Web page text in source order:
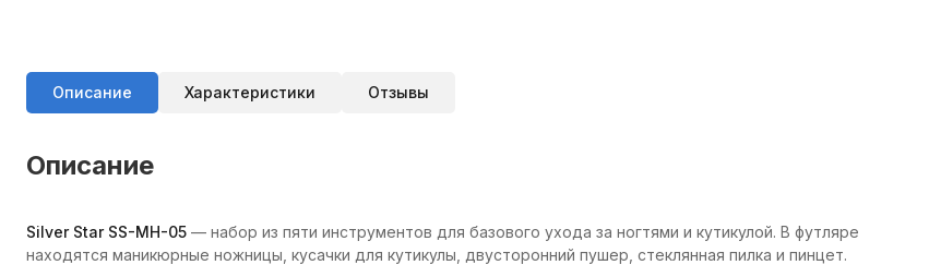
Описание Характеристики Отзывы
Описание
Silver Star SS-MH-05 — набор из пяти инструментов для базового ухода за ногтями и кутикулой. В футляре
находятся маникюрные ножницы, кусачки для кутикулы, двусторонний пушер, стеклянная пилка и пинцет.